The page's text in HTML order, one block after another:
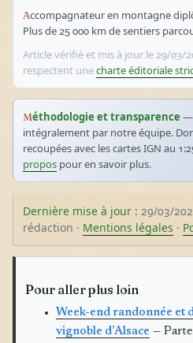
Accompagnateur en montagne diplômé d'État depuis 14 ans.
Plus de 25 000 km de sentiers
Article vérifié et mis à jour le 29/03/2026. Nos contenus
respectent unecharte éditoriale
Méthodologie et transparence —
intégralement par notre équipe.
recoupées avec les cartes IGN au
propos pour en savoir plus.
Dernière mise à jour : 29/03/
rédaction · Mentions légales ·
Pour aller plus loin
Week-end randonnée et
vignoble d’Alsace —